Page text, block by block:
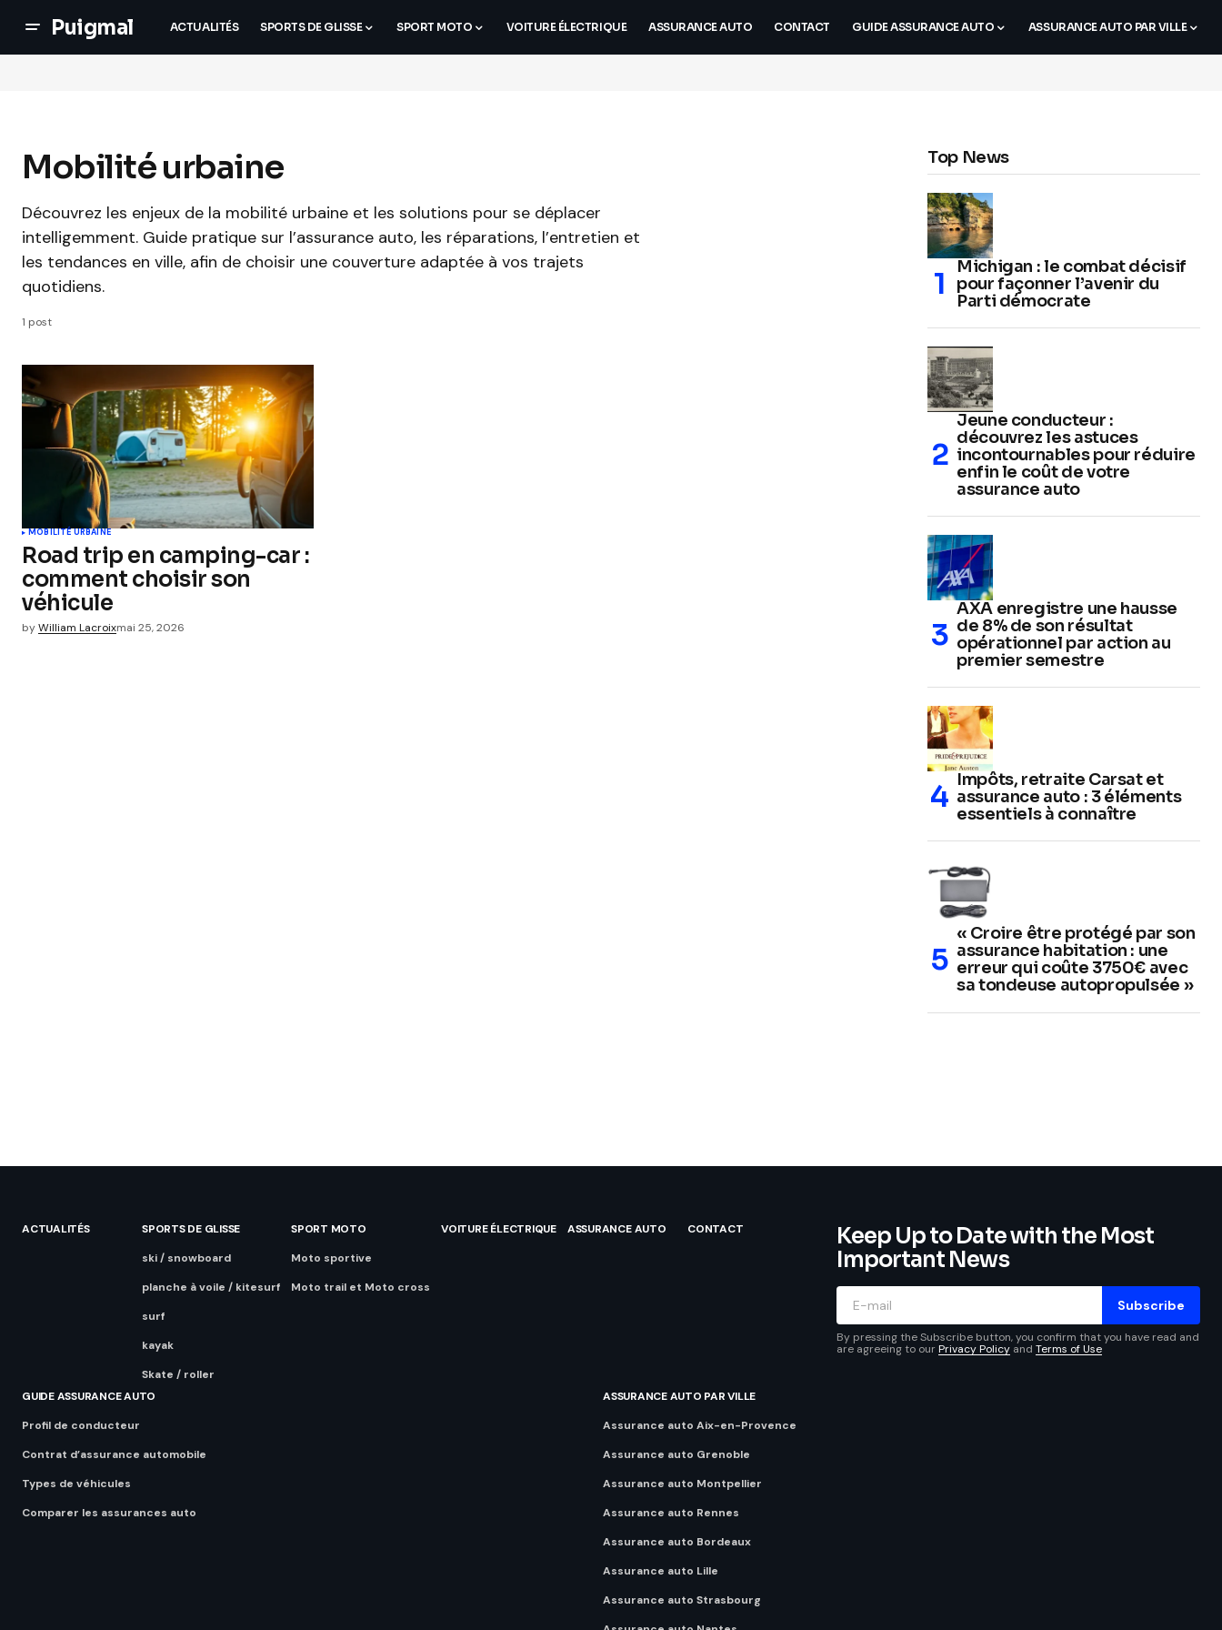
Puigmal ACTUALITÉS SPORTS DE GLISSE SPORT MOTO VOITURE ÉLECTRIQUE ASSURANCE AUTO CONTACT GUIDE ASSURANCE AUTO ASSURANCE AUTO PAR VILLE
Mobilité urbaine
Découvrez les enjeux de la mobilité urbaine et les solutions pour se déplacer
intelligemment. Guide pratique sur l’assurance auto, les réparations, l’entretien et
les tendances en ville, afin de choisir une couverture adaptée à vos trajets
quotidiens.
1 post
MOBILITÉ URBAINE
Road trip en camping-car :
comment choisir son
véhicule
byWilliam Lacroixmai 25, 2026
Top News
Michigan : le combat décisif
pour façonner l’avenir du
Parti démocrate
Jeune conducteur :
découvrez les astuces
incontournables pour réduire
enfin le coût de votre
assurance auto
AXA enregistre une hausse
de 8% de son résultat
opérationnel par action au
premier semestre
Impôts, retraite Carsat et
assurance auto : 3 éléments
essentiels à connaître
« Croire être protégé par son
assurance habitation : une
erreur qui coûte 3750€ avec
sa tondeuse autopropulsée »
ACTUALITÉS
SPORTS DE GLISSE
ski / snowboard
planche à voile / kitesurf
surf
kayak
Skate / roller
SPORT MOTO
Moto sportive
Moto trail et Moto cross
VOITURE ÉLECTRIQUE ASSURANCE AUTO CONTACT
GUIDE ASSURANCE AUTO
Profil de conducteur
Contrat d’assurance automobile
Types de véhicules
Comparer les assurances auto
ASSURANCE AUTO PAR VILLE
Assurance auto Aix-en-Provence
Assurance auto Grenoble
Assurance auto Montpellier
Assurance auto Rennes
Assurance auto Bordeaux
Assurance auto Lille
Assurance auto Strasbourg
Keep Up to Date with the Most
Important News
Subscribe
By pressing the Subscribe button, you confirm that you have read and
are agreeing to ourPrivacy Policy and Terms of Use